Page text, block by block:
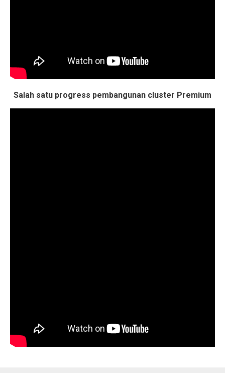
Salah satu progress pembangunan cluster Premium